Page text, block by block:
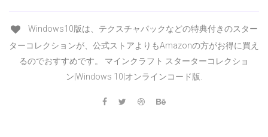
Windows10版は、テクスチャパックなどの特典付きのスター
ターコレクションが、公式ストアよりもAmazonの方がお得に買え
るのでおすすめです。 マインクラフト スターターコレクショ
ン|Windows 10|オンラインコード版.